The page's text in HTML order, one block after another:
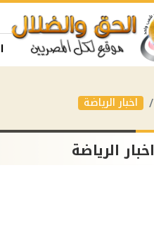
اخبار الرياضة
اخبار الرياضة